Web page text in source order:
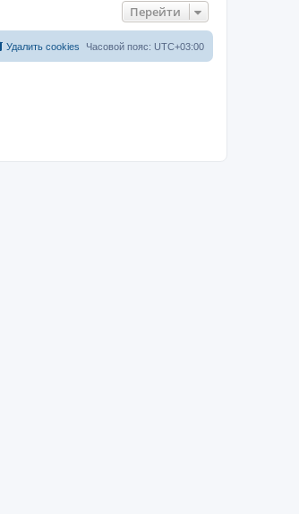
Перейти
Часовой пояс: UTC+03:00
Удалить cookies